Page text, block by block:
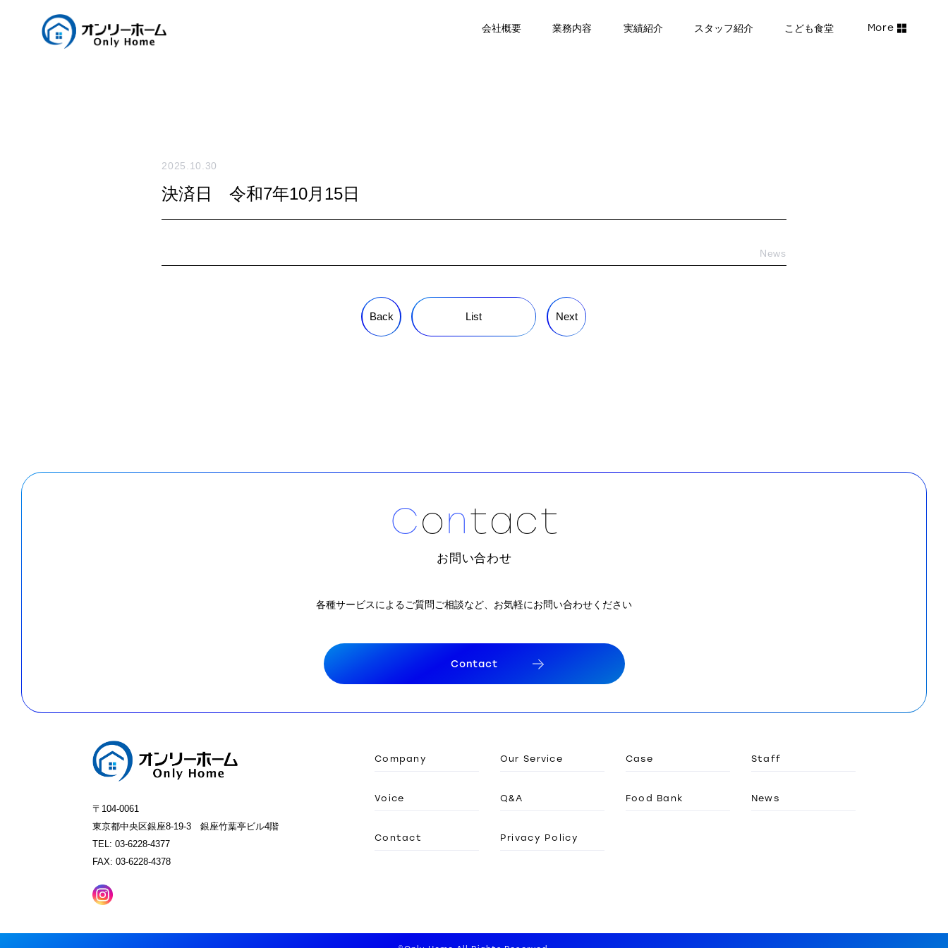
会社概要 業務内容 実績紹介 スタッフ紹介 こども食堂
2025.10.30
決済日 令和7年10月15日
News
Back List Next
Contact
お問い合わせ
各種サービスによるご質問ご相談など、 お気軽にお問い合わせください
Contact
〒104-0061
東京都中央区銀座8-19-3 銀座竹葉亭ビル4階
TEL: 03-6228-4377
FAX: 03-6228-4378
Company Our Service Case Staff
Voice Q&A Food Bank News
Contact Privacy Policy